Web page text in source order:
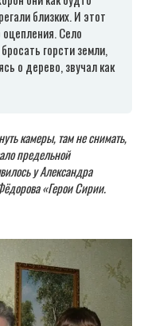
близких. И этот
Село
горсти земли,
о дерево, звучал как
камеры, там не снимать,
предельной
у Александра
«Герои Сирии.